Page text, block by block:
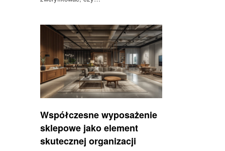
Współczesne wyposażenie
sklepowe jako element
skutecznej organizacji